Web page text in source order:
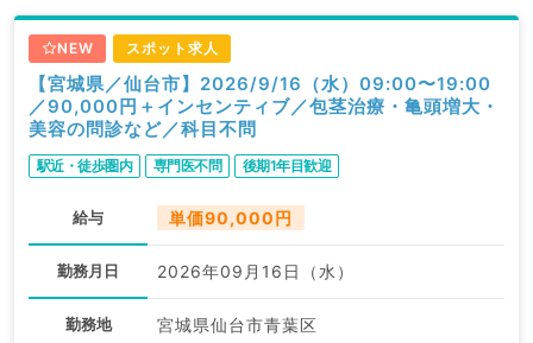
NEW スポット求人
【宮城県／仙台市】2026/9/16（水）09:00〜19:00
／90,000円＋インセンティブ／包茎治療・亀頭増大・
美容の問診など／科目不問
駅近・徒歩圏内 専門医不問 後期1年目歓迎
給与 単価90,000円
勤務月日 2026年09月16日（水）
勤務地 宮城県仙台市青葉区